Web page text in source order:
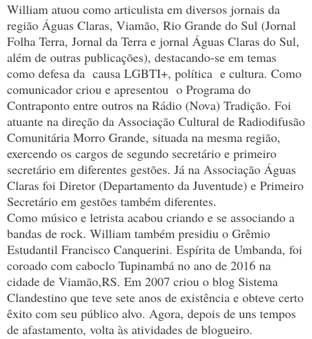
William atuou como articulista em diversos jornais da
região Águas Claras, Viamão, Rio Grande do Sul (Jornal
Folha Terra, Jornal da Terra e jornal Águas Claras do Sul,
além de outras publicações), destacando-se em temas
como defesa da causa LGBTI+, política e cultura. Como
comunicador criou e apresentou o Programa do
Contraponto entre outros na Rádio (Nova) Tradição. Foi
atuante na direção da Associação Cultural de Radiodifusão
Comunitária Morro Grande, situada na mesma região,
exercendo os cargos de segundo secretário e primeiro
secretário em diferentes gestões. Já na Associação Águas
Claras foi Diretor (Departamento da Juventude) e Primeiro
Secretário em gestões também diferentes.
Como músico e letrista acabou criando e se associando a
bandas de rock. William também presidiu o Grêmio
Estudantil Francisco Canquerini. Espírita de Umbanda, foi
coroado com caboclo Tupinambá no ano de 2016 na
cidade de Viamão,RS. Em 2007 criou o blog Sistema
Clandestino que teve sete anos de existência e obteve certo
êxito com seu público alvo. Agora, depois de uns tempos
de afastamento, volta às atividades de blogueiro.